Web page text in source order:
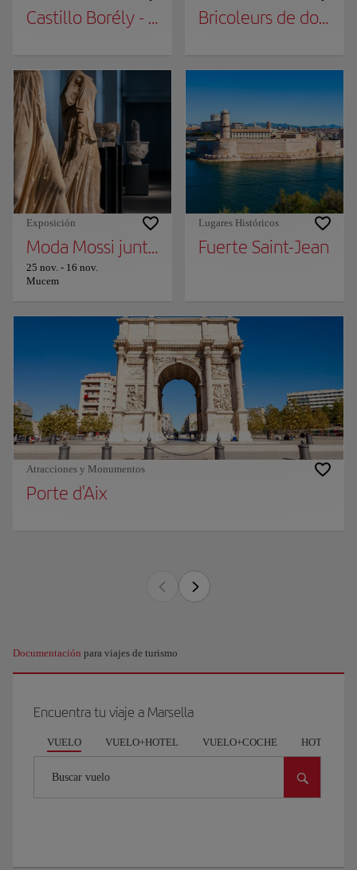
Castillo Borély - Museo de artes
Bricoleurs de
Exposición
Moda Mossi juntos (título provisional)
25 nov. - 16 nov.
Mucem
Lugares Históricos
Fuerte Saint-Jean
Atracciones y Monumentos
Porte d'Aix
Documentación para viajes de turismo
Encuentra tu viaje a Marsella
VUELO VUELO+HOTEL VUELO+COCHE HOTEL
Buscar vuelo